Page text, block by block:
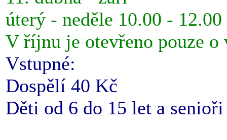
úterý - neděle 10.00 -
V říjnu je otevřeno pouze o
Vstupné:
Dospělí 40 Kč
Děti od 6 do 15 let a